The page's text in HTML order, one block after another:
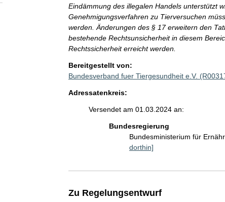
Eindämmung des illegalen Handels unterstützt
Genehmigungsverfahren zu Tierversuchen
werden. Änderungen des § 17 erweitern den
bestehende Rechtsunsicherheit in diesem
Rechtssicherheit erreicht werden.
Bereitgestellt von:
Bundesverband fuer Tiergesundheit e.V.
Adressatenkreis:
Versendet am 01.03.2024 an:
Bundesregierung
Bundesministerium für
dorthin]
Zu Regelungsentwurf